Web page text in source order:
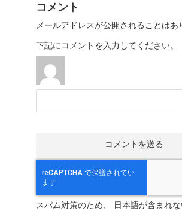
コメント
メールアドレスが公開されることはあ
下記にコメントを入力してください。
スパム対策のため、 日本語が含まれ